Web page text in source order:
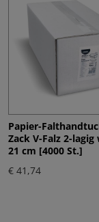
Papier-
Zack V-Falz 2-
21 cm [4000 St.]
€ 41,74